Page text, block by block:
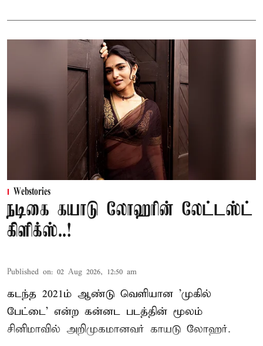
Webstories
நடிகை கயாடு லோஹரின் லேட்டஸ்ட்
கிளிக்ஸ்..!
Published on: 02 Aug 2026, 12:50 am
கடந்த 2021ம் ஆண்டு வெளியான 'முகில்
பேட்டை' என்ற கன்னட படத்தின் மூலம்
சினிமாவில் அறிமுகமானவர் காயடு லோஹர்.